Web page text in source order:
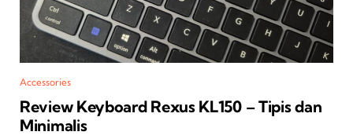
Accessories
Review Keyboard Rexus KL150 – Tipis dan
Minimalis